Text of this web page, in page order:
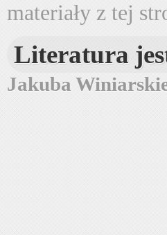
materiały z tej
Literatura
Jakuba